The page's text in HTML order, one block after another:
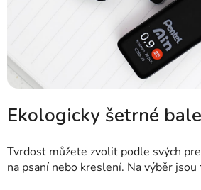
Ekologicky šetrné
Tvrdost můžete zvolit podle svých
na psaní nebo kreslení. Na výběr jsou